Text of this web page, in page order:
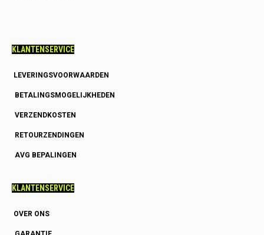
KLANTENSERVICE
LEVERINGSVOORWAARDEN
BETALINGSMOGELIJKHEDEN
VERZENDKOSTEN
RETOURZENDINGEN
AVG BEPALINGEN
KLANTENSERVICE
OVER ONS